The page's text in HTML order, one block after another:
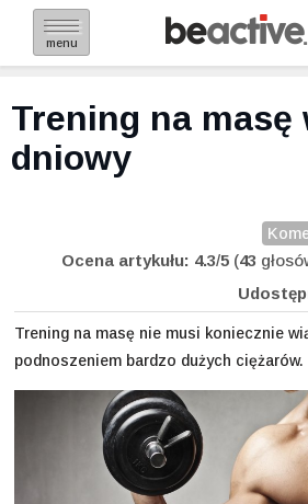
menu
Trening na masę
dniowy
Ocena artykułu: 4.3/5 (43
Trening na masę nie musi koniecznie
podnoszeniem bardzo dużych ciężarów.